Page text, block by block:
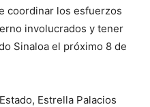
coordinar los esfuerzos
involucrados y tener
Sinaloa el próximo 8 de
Estrella Palacios